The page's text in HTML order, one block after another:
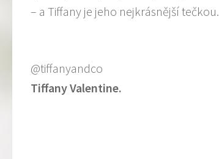
– a Tiffany je jeho nejkrásnější tečkou.
@tiffanyandco
Tiffany Valentine.